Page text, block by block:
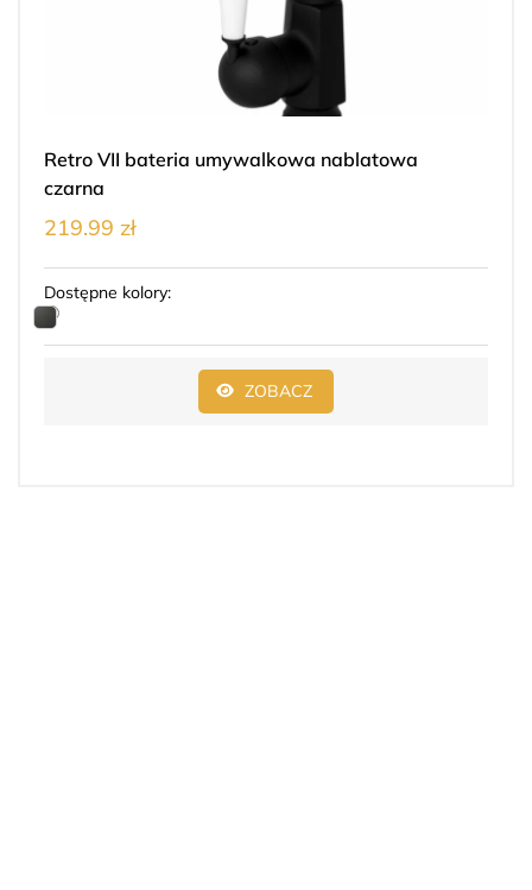
Retro VII bateria umywalkowa nablatowa
czarna
219.99 zł
Dostępne kolory:
ZOBACZ